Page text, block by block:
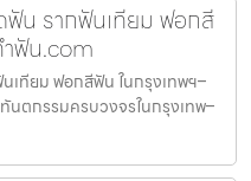
น รากฟันเทียม ฟอกสี
ฟัน.com
ทียม ฟอกสีฟัน ในกรุงเทพฯ–
ตกรรมครบวงจรในกรุงเทพ–